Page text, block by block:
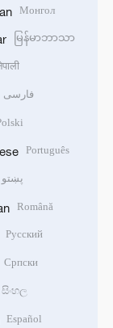
Монгол
မြန်မာဘာသာ
فارسی
Português
پښتو
Română
Русский
Српски
සිංහල
Español